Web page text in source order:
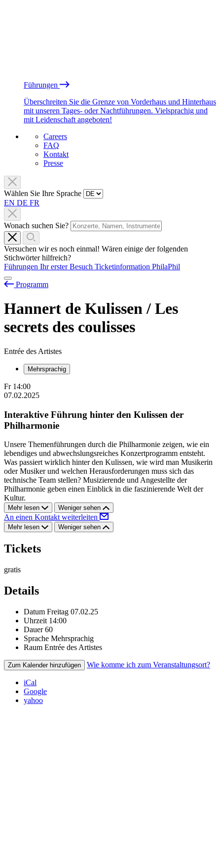
Führungen
Überschreiten Sie die Grenze von Vorderhaus und Hinterhaus
mit unseren Tages- oder Nachtführungen. Vielsprachig und
mit Leidenschaft angeboten!
Careers
FAQ
Kontakt
Presse
Wählen Sie Ihre Sprache
EN DE FR
Wonach suchen Sie?
Versuchen wir es noch einmal! Wären einige der folgenden
Stichwörter hilfreich?
Führungen Ihr erster Besuch Ticketinformation PhilaPhil
Programm
Hannert de Kulissen / Les
secrets des coulisses
Entrée des Artistes
Mehrsprachig
Fr 14:00
07.02.2025
Interaktive Führung hinter den Kulissen der
Philharmonie
Unsere Themenführungen durch die Philharmonie zeigen, wie ein
lebendiges und abwechslungsreiches Konzertprogramm entsteht.
Was passiert wirklich hinter den Kulissen, wie wird man Musikerin
oder Musiker und welchen Herausforderungen muss sich das
technische Team stellen? Musizierende und Angestellte der
Philharmonie geben einen Einblick in die faszinierende Welt der
Kultur.
Mehr lesen Weniger sehen
An einen Kontakt weiterleiten
Mehr lesen Weniger sehen
Tickets
gratis
Details
Datum Freitag 07.02.25
Uhrzeit 14:00
Dauer 60
Sprache Mehrsprachig
Raum Entrée des Artistes
Zum Kalender hinzufügen Wie komme ich zum Veranstaltungsort?
iCal
Google
yahoo